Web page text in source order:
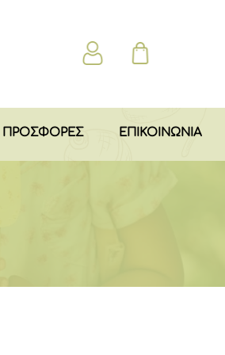
ΠΡΟΣΦΟΡΕΣ ΕΠΙΚΟΙΝΩΝΙΑ